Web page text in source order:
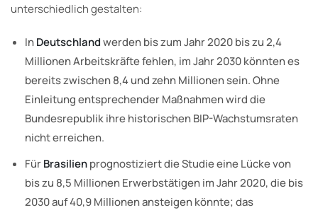
unterschiedlich gestalten:
InDeutschlandwerden bis zum Jahr 2020 bis zu 2,4
Millionen Arbeitskräfte fehlen, im Jahr 2030 könnten es
bereits zwischen 8,4 und zehn Millionen sein. Ohne
Einleitung entsprechender Maßnahmen wird die
Bundesrepublik ihre historischen BIP-Wachstumsraten
nicht erreichen.
FürBrasilienprognostiziert die Studie eine Lücke von
bis zu 8,5 Millionen Erwerbstätigen im Jahr 2020, die bis
2030 auf 40,9 Millionen ansteigen könnte; das